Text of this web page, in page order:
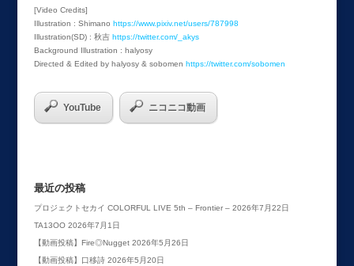
[Video Credits]
Illustration : Shimano https://www.pixiv.net/users/787998
Illustration(SD) : 秋吉 https://twitter.com/_akys
Background Illustration : halyosy
Directed & Edited by halyosy & sobomen https://twitter.com/sobomen
YouTube ニコニコ動画
最近の投稿
プロジェクトセカイ COLORFUL LIVE 5th – Frontier – 2026年7月22日
TA13OO 2026年7月1日
【動画投稿】Fire◎Nugget 2026年5月26日
【動画投稿】口移詩 2026年5月20日